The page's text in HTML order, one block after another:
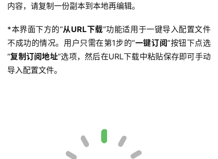
内容，请复制一份副本到本地再编辑。
*本界面下方的“从URL下载”功能适用于一键导入配置文件
不成功的情况。用户只需在第1步的“一键订阅”按钮下点选
“复制订阅地址”选项，然后在URL下载中粘贴保存即可手动
导入配置文件。